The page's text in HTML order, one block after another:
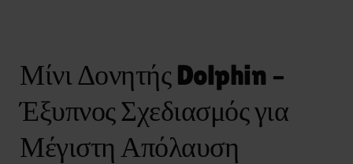
Μίνι Δονητής Dolphin –
Έξυπνος Σχεδιασμός για
Μέγιστη Απόλαυση